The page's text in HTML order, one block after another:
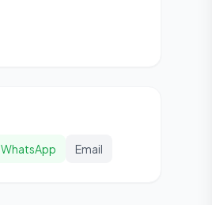
WhatsApp Email